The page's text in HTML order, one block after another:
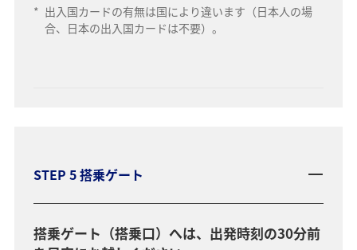
* 出入国カードの有無は国により違います（日本人の場
合、日本の出入国カードは不要）。
STEP 5 搭乗ゲート
搭乗ゲート（搭乗口）へは、出発時刻の30分前